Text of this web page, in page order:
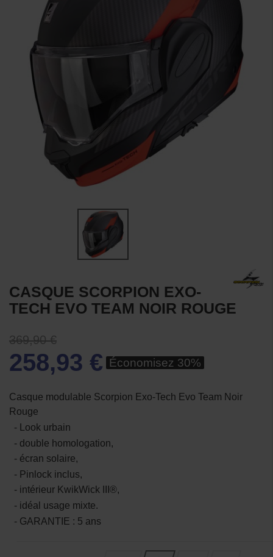
CASQUE SCORPION EXO-
TECH EVO TEAM NOIR ROUGE
369,90 €
258,93 € Économisez 30%
Casque modulable Scorpion Exo-Tech Evo Team Noir
Rouge
- Look urbain
- double homologation,
- écran solaire,
- Pinlock inclus,
- intérieur KwikWick III®,
- idéal usage mixte.
- GARANTIE : 5 ans